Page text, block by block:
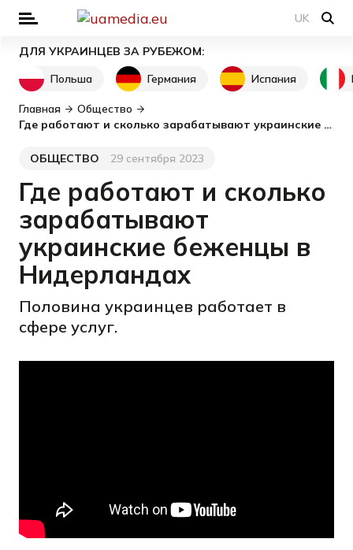
UK
ДЛЯ УКРАИНЦЕВ ЗА РУБЕЖОМ:
Польша
Германия Испания
Главная
Общество
Где работают и сколько зарабатывают украинские беженцы в Нидерландах
Категория
ОБЩЕСТВО
Дата публикации29 сентября 2023
Где работают и сколько
зарабатывают
украинские беженцы в
Нидерландах
Половина украинцев работает в
сфере услуг.